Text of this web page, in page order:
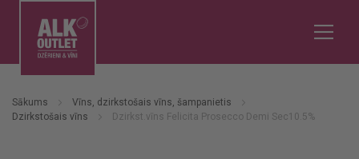
Sākums
Vīns, dzirkstošais vīns, šampanietis
Dzirkstošais vīns
Dzirkst.vīns Felicita Prosecco Demi Sec10.5%